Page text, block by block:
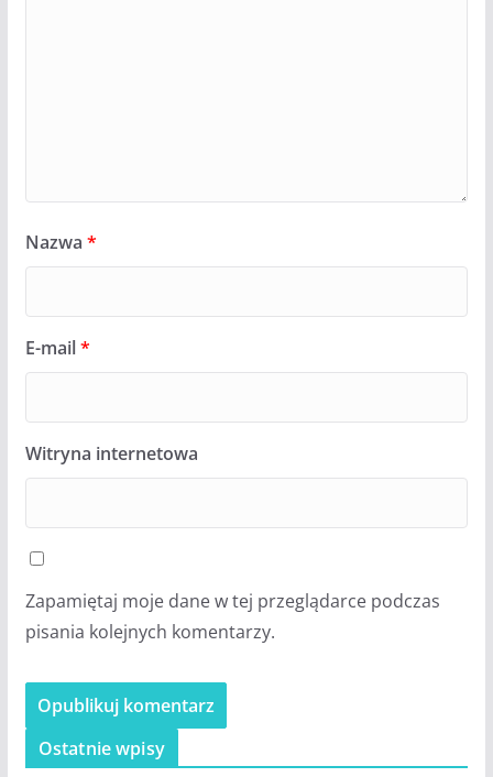
Nazwa *
E-mail*
Witryna internetowa
Zapamiętaj moje dane w tej przeglądarce podczas
pisania kolejnych komentarzy.
Ostatnie wpisy